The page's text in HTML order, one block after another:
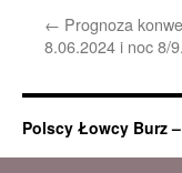
← Prognoza
8.06.2024 i noc 8/
Polscy Łowcy Burz